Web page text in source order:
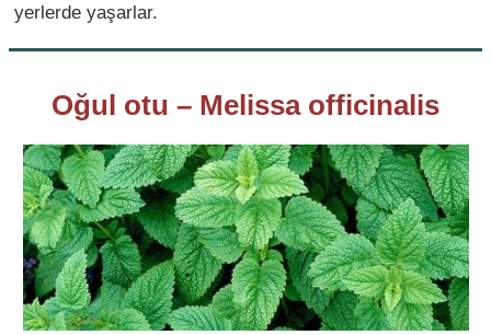
yerlerde yaşarlar.
Oğul otu – Melissa officinalis